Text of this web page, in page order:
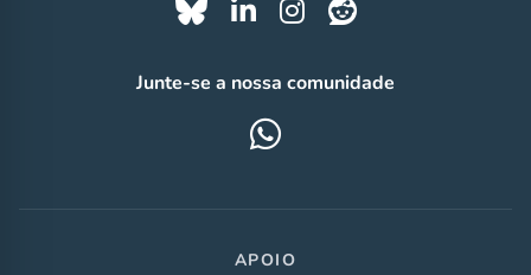
Junte-se a nossa comunidade
APOIO